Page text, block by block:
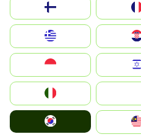
United Kingdom
Magyarország
South Korea